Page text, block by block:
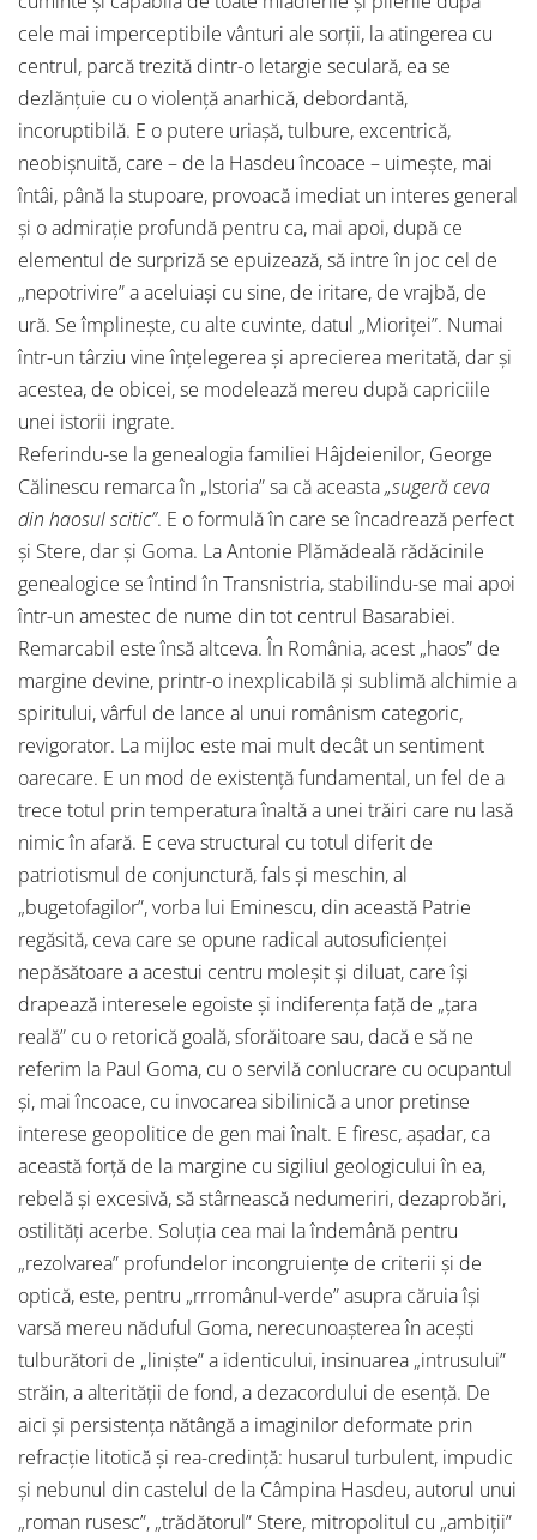
cele mai imperceptibile vânturi ale sorții, la atingerea cu
centrul, parcă trezită dintr-o letargie seculară, ea se
dezlănțuie cu o violență anarhică, debordantă,
incoruptibilă. E o putere uriașă, tulbure, excentrică,
neobișnuită, care – de la Hasdeu încoace – uimește, mai
întâi, până la stupoare, provoacă imediat un interes general
și o admirație profundă pentru ca, mai apoi, după ce
elementul de surpriză se epuizează, să intre în joc cel de
„nepotrivire” a aceluiași cu sine, de iritare, de vrajbă, de
ură. Se împlinește, cu alte cuvinte, datul „Mioriței”. Numai
într-un târziu vine înțelegerea și aprecierea meritată, dar și
acestea, de obicei, se modelează mereu după capriciile
unei istorii ingrate.
Referindu-se la genealogia familiei Hâjdeienilor, George
Călinescu remarca în „Istoria” sa că aceasta„sugeră ceva
din haosul scitic”. E o formulă în care se încadrează perfect
și Stere, dar și Goma. La Antonie Plămădeală rădăcinile
genealogice se întind în Transnistria, stabilindu-se mai apoi
într-un amestec de nume din tot centrul Basarabiei.
Remarcabil este însă altceva. În România, acest „haos” de
margine devine, printr-o inexplicabilă și sublimă alchimie a
spiritului, vârful de lance al unui românism categoric,
revigorator. La mijloc este mai mult decât un sentiment
oarecare. E un mod de existență fundamental, un fel de a
trece totul prin temperatura înaltă a unei trăiri care nu lasă
nimic în afară. E ceva structural cu totul diferit de
patriotismul de conjunctură, fals și meschin, al
„bugetofagilor”, vorba lui Eminescu, din această Patrie
regăsită, ceva care se opune radical autosuficienței
nepăsătoare a acestui centru moleșit și diluat, care își
drapează interesele egoiste și indiferența față de „țara
reală” cu o retorică goală, sforăitoare sau, dacă e să ne
referim la Paul Goma, cu o servilă conlucrare cu ocupantul
și, mai încoace, cu invocarea sibilinică a unor pretinse
interese geopolitice de gen mai înalt. E firesc, așadar, ca
această forță de la margine cu sigiliul geologicului în ea,
rebelă și excesivă, să stârnească nedumeriri, dezaprobări,
ostilități acerbe. Soluția cea mai la îndemână pentru
„rezolvarea” profundelor incongruiențe de criterii și de
optică, este, pentru „rrromânul-verde” asupra căruia își
varsă mereu năduful Goma, nerecunoașterea în acești
tulburători de „liniște” a identicului, insinuarea „intrusului”
străin, a alterității de fond, a dezacordului de esență. De
aici și persistența nătângă a imaginilor deformate prin
refracție litotică și rea-credință: husarul turbulent, impudic
și nebunul din castelul de la Câmpina Hasdeu, autorul unui
„roman rusesc”, „trădătorul” Stere, mitropolitul cu „ambiții”